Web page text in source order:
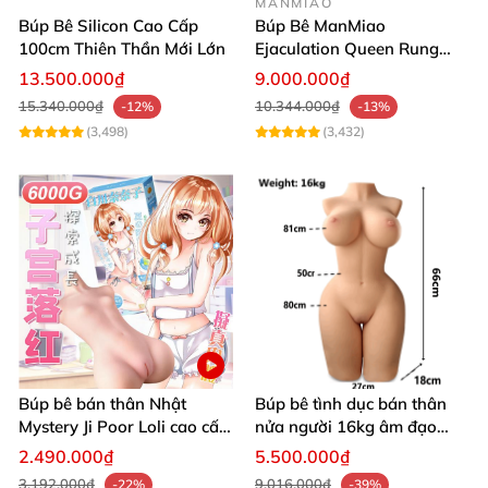
Búp Bê Silicon Cao Cấp
100cm Thiên Thần Mới Lớn
13.500.000₫
15.340.000₫
-12%
(3,498)
Búp Bê ManMiao
Ejaculation Queen Rung
Cảm Biến Sưởi Ấm Xuất
9.000.000₫
10.344.000₫
-13%
(3,432)
Búp bê bán thân Nhật
Mystery Ji Poor Loli cao cấp
6kg
2.490.000₫
3.192.000₫ -22%
Búp bê tình dục bán thân
nửa người 16kg âm đạo
silicon khít hồng có khung
5.500.000₫
9.016.000₫ -39%